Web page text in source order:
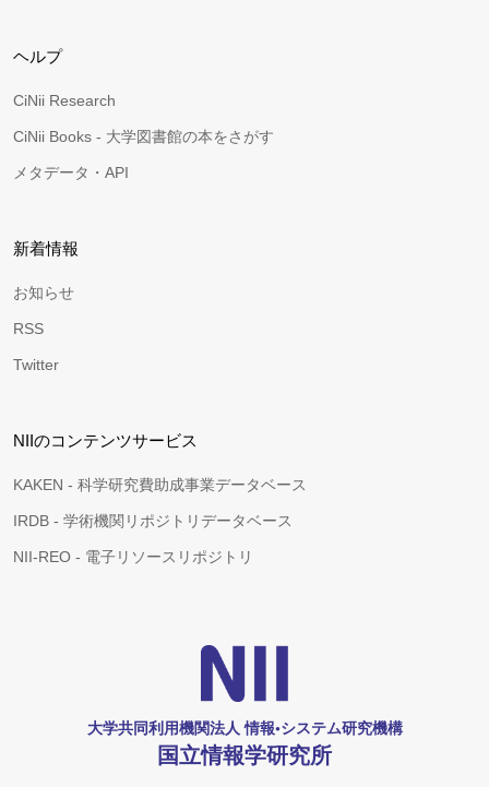
ヘルプ
CiNii Research
CiNii Books - 大学図書館の本をさがす
メタデータ・API
新着情報
お知らせ
RSS
Twitter
NIIのコンテンツサービス
KAKEN - 科学研究費助成事業データベース
IRDB - 学術機関リポジトリデータベース
NII-REO - 電子リソースリポジトリ
大学共同利用機関法人 情報•システム研究機構
国立情報学研究所